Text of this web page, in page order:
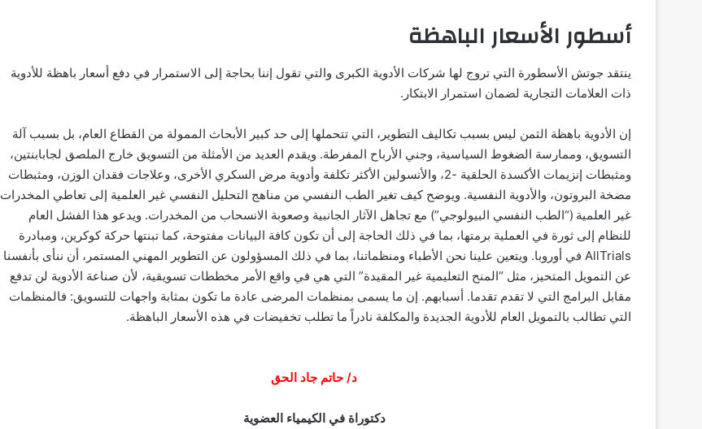
أسطور الأسعار الباهظة
ينتقد جوتش الأسطورة التي تروج لها شركات الأدوية الكبرى والتي تقول إننا بحاجة إلى الاستمرار في دفع أسعار باهظة للأدوية
ذات العلامات التجارية لضمان استمرار الابتكار.
إن الأدوية باهظة الثمن ليس بسبب تكاليف التطوير، التي تتحملها إلى حد كبير الأبحاث الممولة من القطاع العام، بل بسبب آلة
التسويق، وممارسة الضغوط السياسية، وجني الأرباح المفرطة. ويقدم العديد من الأمثلة من التسويق خارج الملصق لجابابنتين،
ومثبطات إنزيمات الأكسدة الحلقية -2، والأنسولين الأكثر تكلفة وأدوية مرض السكري الأخرى، وعلاجات فقدان الوزن، ومثبطات
مضخة البروتون، والأدوية النفسية. ويوضح كيف تغير الطب النفسي من مناهج التحليل النفسي غير العلمية إلى تعاطي المخدرات
غير العلمية (“الطب النفسي البيولوجي”) مع تجاهل الآثار الجانبية وصعوبة الانسحاب من المخدرات. ويدعو هذا الفشل العام
للنظام إلى ثورة في العملية برمتها، بما في ذلك الحاجة إلى أن تكون كافة البيانات مفتوحة، كما تبنتها حركة كوكرين، ومبادرة
AllTrials في أوروبا. ويتعين علينا نحن الأطباء ومنظماتنا، بما في ذلك المسؤولون عن التطوير المهني المستمر، أن ننأى بأنفسنا
عن التمويل المتحيز، مثل “المنح التعليمية غير المقيدة” التي هي في واقع الأمر مخططات تسويقية، لأن صناعة الأدوية لن تدفع
مقابل البرامج التي لا تقدم تقدما. أسبابهم. إن ما يسمى بمنظمات المرضى عادة ما تكون بمثابة واجهات للتسويق: فالمنظمات
التي تطالب بالتمويل العام للأدوية الجديدة والمكلفة نادراً ما تطلب تخفيضات في هذه الأسعار الباهظة.
د/ حاتم جاد الحق
دكتوراة في الكيمياء العضوية